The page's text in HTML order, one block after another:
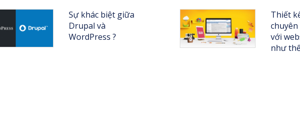
Sự khác biệt giữa
Drupal và
WordPress ?
Thiết
với
như